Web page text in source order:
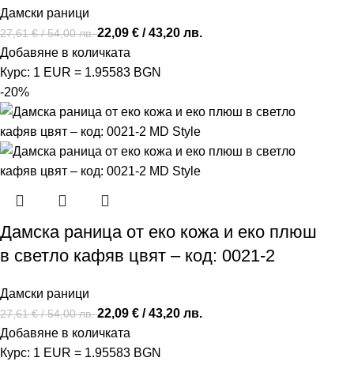
Дамски раници
27,61€/ 54,00 лв.22,09€ / 43,20 лв.
Добавяне в количката
Курс: 1 EUR = 1.95583 BGN
-20%
Дамска раница от еко кожа и еко плюш
в светло кафяв цвят – код: 0021-2
Дамски раници
27,61€/ 54,00 лв.22,09€ / 43,20 лв.
Добавяне в количката
Курс: 1 EUR = 1.95583 BGN